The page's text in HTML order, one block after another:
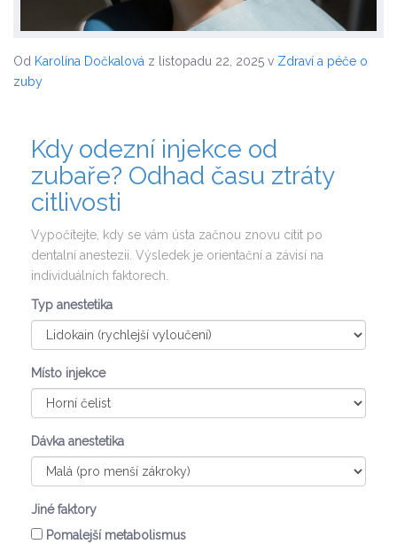
Od Karolína Dočkalová z listopadu 22, 2025 v Zdraví a péče o
zuby
Kdy odezní injekce od
zubaře? Odhad času ztráty
citlivosti
Vypočítejte, kdy se vám ústa začnou znovu cítit po
dentalní anestezii. Výsledek je orientační a závisí na
individuálních faktorech.
Typ anestetika
Místo injekce
Dávka anestetika
Jiné faktory
Pomalejší metabolismus